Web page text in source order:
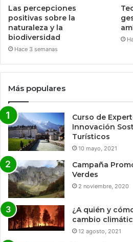
Las percepciones
positivas sobre la
naturaleza y la
biodiversidad
Hace 3 semanas
Más populares
Curso de
Innovación
Turísticos
10 mayo, 2021
Campaña
Verdes
2 noviembre, 2020
¿A quién y
cambio
12 agosto, 2021